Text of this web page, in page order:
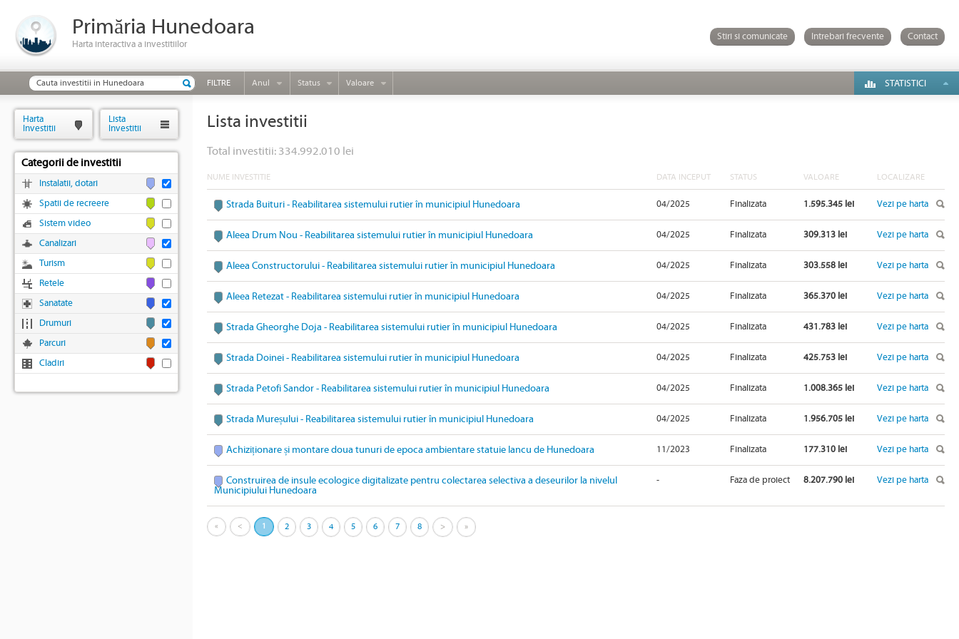
Primăria Hunedoara
Harta interactiva a investitiilor
Stiri si comunicate Intrebari frecvente Contact
FILTRE Anul Status Valoare STATISTICI
Lista investitii
Total investitii: 334.992.010 lei
NUME INVESTITIE DATA INCEPUT STATUS VALOARE LOCALIZARE
Strada Buituri - Reabilitarea sistemului rutier în municipiul Hunedoara 04/2025 Finalizata 1.595.345 lei Vezi pe harta
Aleea Drum Nou - Reabilitarea sistemului rutier în municipiul Hunedoara 04/2025 Finalizata 309.313 lei Vezi pe harta
Aleea Constructorului - Reabilitarea sistemului rutier în municipiul Hunedoara 04/2025 Finalizata 303.558 lei Vezi pe harta
Aleea Retezat - Reabilitarea sistemului rutier în municipiul Hunedoara 04/2025 Finalizata 365.370 lei Vezi pe harta
Strada Gheorghe Doja - Reabilitarea sistemului rutier în municipiul Hunedoara 04/2025 Finalizata 431.783 lei Vezi pe harta
Strada Doinei - Reabilitarea sistemului rutier în municipiul Hunedoara 04/2025 Finalizata 425.753 lei Vezi pe harta
Strada Petofi Sandor - Reabilitarea sistemului rutier în municipiul Hunedoara 04/2025 Finalizata 1.008.365 lei Vezi pe harta
Strada Mureșului - Reabilitarea sistemului rutier în municipiul Hunedoara 04/2025 Finalizata 1.956.705 lei Vezi pe harta
Achiziționare și montare doua tunuri de epoca ambientare statuie Iancu de Hunedoara 11/2023 Finalizata 177.310 lei Vezi pe harta
Construirea de insule ecologice digitalizate pentru colectarea selectiva a deseurilor la nivelul
Municipiului Hunedoara
- Faza de proiect 8.207.790 lei Vezi pe harta
« < 1 2 3 4 5 6 7 8 > »
Harta
Investitii
Lista
Investitii
Categorii de investitii
Instalatii, dotari
Spatii de recreere
Sistem video
Canalizari
Turism
Retele
Sanatate
Drumuri
Parcuri
Cladiri